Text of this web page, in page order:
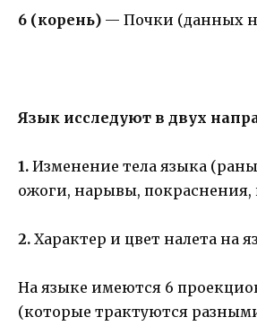
6 (корень) — Почки (данных
Язык исследуют в двух
1. Изменение тела языка
ожоги, нарывы,
2. Характер и цвет налета на
На языке имеются 6
(которые трактуются